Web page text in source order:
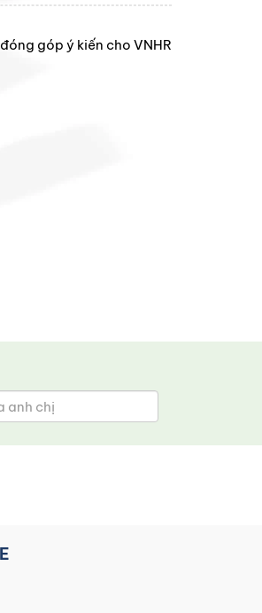
góp ý kiến cho VNHR